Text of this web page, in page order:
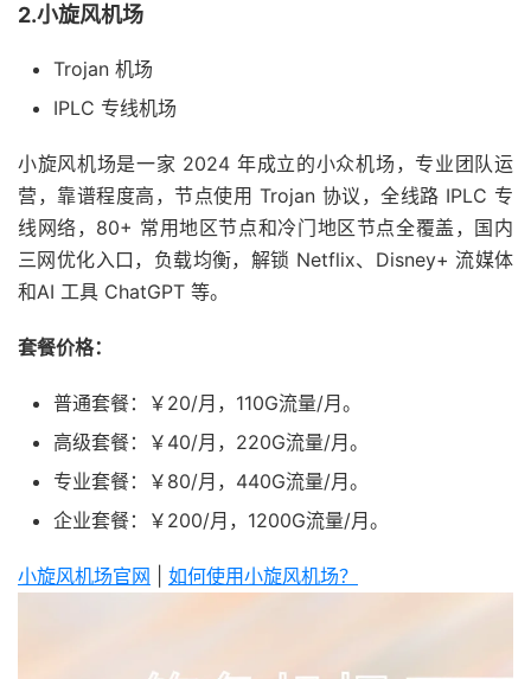
2.小旋风机场
Trojan 机场
IPLC 专线机场
小旋风机场是一家 2024 年成立的小众机场，专业团队运
营，靠谱程度高，节点使用 Trojan 协议，全线路 IPLC 专
线网络，80+ 常用地区节点和冷门地区节点全覆盖，国内
三网优化入口，负载均衡，解锁 Netflix、Disney+ 流媒体
和AI 工具 ChatGPT 等。
套餐价格：
普通套餐：￥20/月，110G流量/月。
高级套餐：￥40/月，220G流量/月。
专业套餐：￥80/月，440G流量/月。
企业套餐：￥200/月，1200G流量/月。
小旋风机场官网 如何使用小旋风机场？